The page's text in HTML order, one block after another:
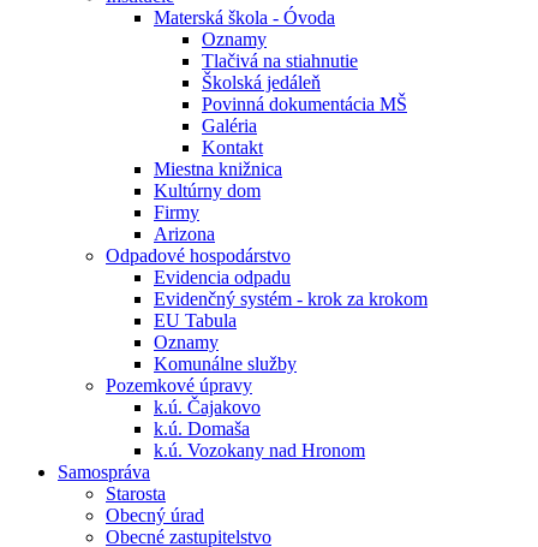
Materská škola - Óvoda
Oznamy
Tlačivá na stiahnutie
Školská jedáleň
Povinná dokumentácia MŠ
Galéria
Kontakt
Miestna knižnica
Kultúrny dom
Firmy
Arizona
Odpadové hospodárstvo
Evidencia odpadu
Evidenčný systém - krok za krokom
EU Tabula
Oznamy
Komunálne služby
Pozemkové úpravy
k.ú. Čajakovo
k.ú. Domaša
k.ú. Vozokany nad Hronom
Samospráva
Starosta
Obecný úrad
Obecné zastupitelstvo